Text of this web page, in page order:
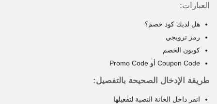
العبارات:
هل لديك كود خصم؟
رمز ترويجي
كوبون الخصم
Coupon Code أو Promo Code
طريقة الإدخال الصحيحة بالتفصيل:
انقر داخل الخانة النصية لتفعيلها